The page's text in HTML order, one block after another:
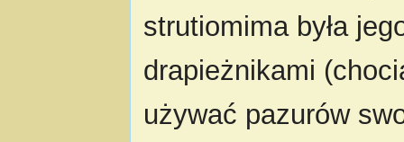
strutiomima była
drapieżnikami
używać pazurów